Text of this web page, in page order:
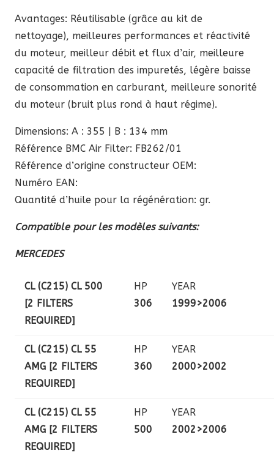
Avantages: Réutilisable (grâce au kit de
nettoyage), meilleures performances et réactivité
du moteur, meilleur débit et flux d’air, meilleure
capacité de filtration des impuretés, légère baisse
de consommation en carburant, meilleure sonorité
du moteur (bruit plus rond à haut régime).
Dimensions: A : 355 | B : 134 mm
Référence BMC Air Filter: FB262/01
Référence d’origine constructeur OEM:
Numéro EAN:
Quantité d’huile pour la régénération: gr.
Compatible pour les modèles suivants:
MERCEDES
CL (C215) CL 500
[2 FILTERS
REQUIRED]
HP
306
YEAR
1999>2006
CL (C215) CL 55
AMG [2 FILTERS
REQUIRED]
HP
360
YEAR
2000>2002
CL (C215) CL 55
AMG [2 FILTERS
REQUIRED]
HP
500
YEAR
2002>2006